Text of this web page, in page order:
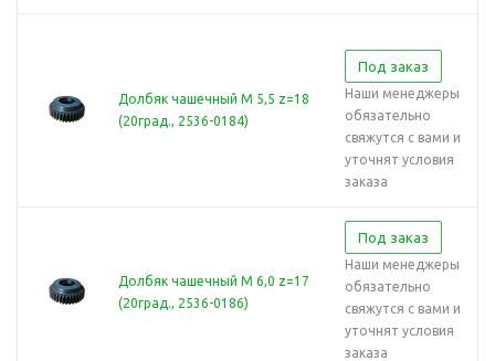
Долбяк чашечный М 5,5 z=18
(20град., 2536-0184)
Под заказ
Наши менеджеры
обязательно
свяжутся с вами и
уточнят условия
заказа
Долбяк чашечный М 6,0 z=17
(20град., 2536-0186)
Под заказ
Наши менеджеры
обязательно
свяжутся с вами и
уточнят условия
заказа